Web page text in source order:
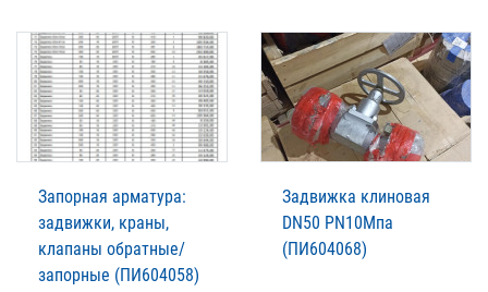
Запорная арматура:
задвижки, краны,
клапаны обратные/
запорные (ПИ604058)
Задвижка клиновая
DN50 PN10Мпа
(ПИ604068)